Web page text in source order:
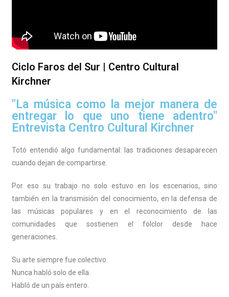
Ciclo Faros del Sur | Centro Cultural
Kirchner
"La música como la mejor manera de
entregar lo que uno tiene adentro"
Entrevista Centro Cultural Kirchner
Totó entendió algo fundamental: las tradiciones desaparecen
cuando dejan de compartirse.
Por eso su trabajo no solo estuvo en los escenarios, sino
también en la transmisión del conocimiento, en la defensa de
las músicas populares y en el reconocimiento de las
comunidades que sostienen el folclor desde hace
generaciones.
Su arte siempre fue colectivo.
Nunca habló solo de ella.
Habló de un país entero.